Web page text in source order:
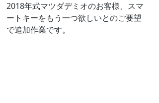
2018年式マツダデミオのお客様、スマ
ートキーをもう一つ欲しいとのご要望
で追加作業です。